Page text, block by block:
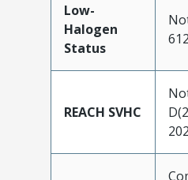
Low-
Halogen
Status
REACH SVHC